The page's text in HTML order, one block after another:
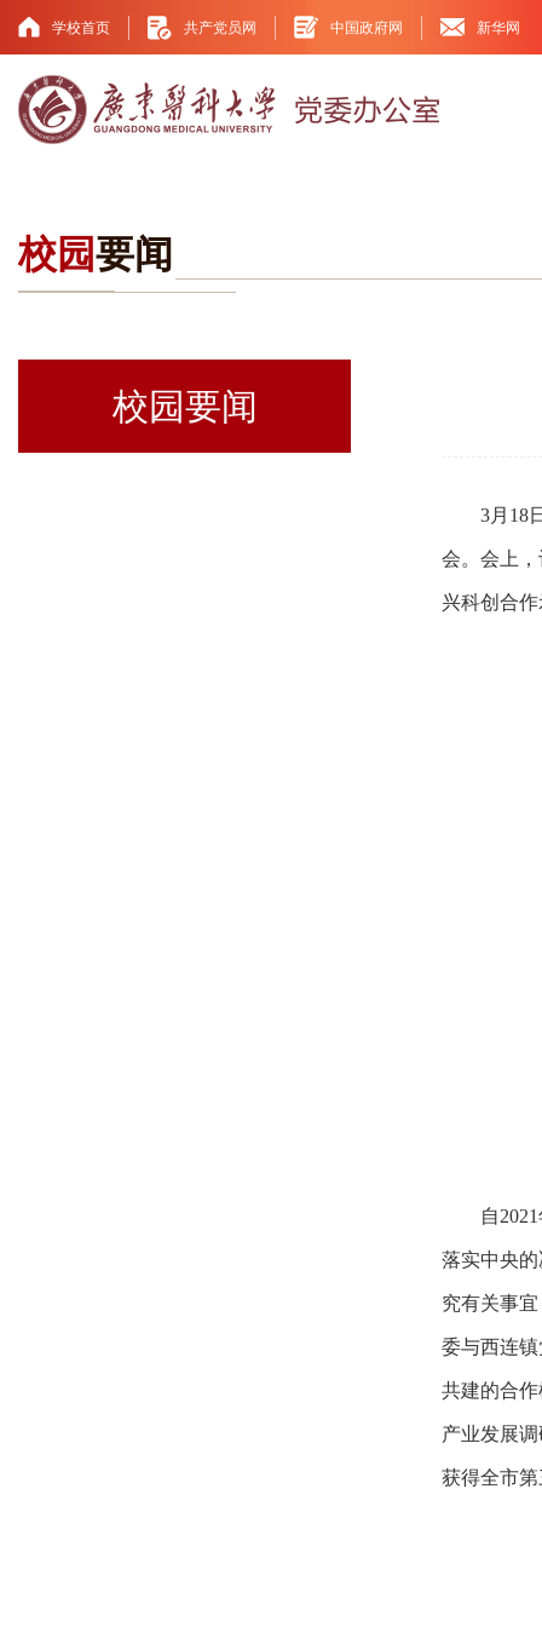
学校首页 共产党员网 中国政府网 新华网
校园要闻
校园要闻
3月18
会。会上
兴科创合
自
落实中央
究有关事
委与西连
共建的合
产业发展
获得全市第